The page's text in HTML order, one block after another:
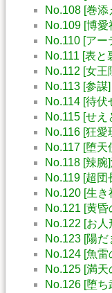
No.108 [巻添
No.109 [博
No.110 [アー
No.111 [表と
No.112 [女
No.113 [参謀
No.114 [待伏
No.115 [せえ
No.116 [狂愛
No.117 [堕天
No.118 [辣腕
No.119 [超団
No.120 [生
No.121 [黄昏
No.122 [お人
No.123 [陽
No.124 [魚雷
No.125 [満
No.126 [堕ち